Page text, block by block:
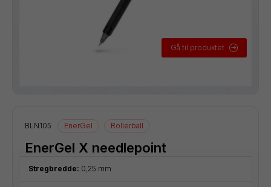
Gå til produktet
BLN105 EnerGel Rollerball
EnerGel X needlepoint
Stregbredde: 0,25 mm